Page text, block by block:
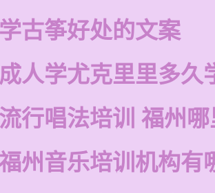
学古筝好处的文案
成人学尤克里里多久
流行唱法培训 福州
州音乐培训机构有